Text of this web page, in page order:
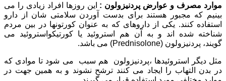
موارد مصرف و عوارض پردنیزولون : این روزها افراد زیادی را می
بینیم که مجبور هستند برای بدست آوردن سلامتی شان از دارو
استفاده کنند. یکی از داروهای که به عنوان کورتونها در بین مردم
شناخته شده اند و به آن هم استروئید یا کورتیکواستروئید می
گویند، پردنیزولون (Prednisolone) می باشد.
مثل دیگر استروئیدها ،پردنیزولون هم سبب می شود تا موادی که
در بدن التهاب را ایجاد می کنند ترشح نشوند و به همین جهت در